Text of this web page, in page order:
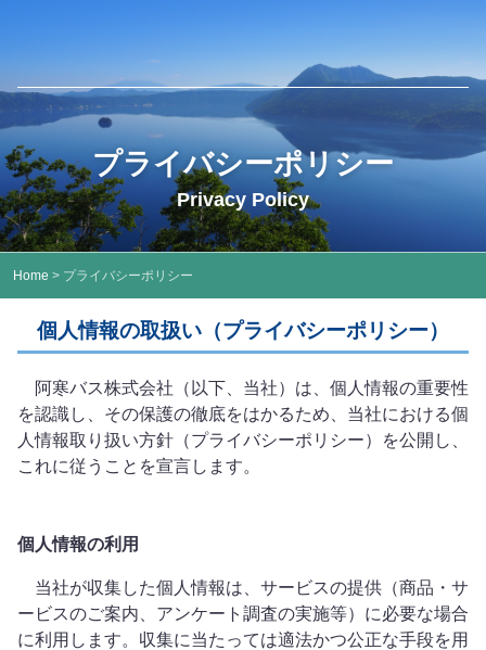
プライバシーポリシー
Privacy Policy
Home > プライバシーポリシー
個人情報の取扱い（プライバシーポリシー）
阿寒バス株式会社（以下、当社）は、個人情報の重要性
を認識し、その保護の徹底をはかるため、当社における個
人情報取り扱い方針（プライバシーポリシー）を公開し、
これに従うことを宣言します。
個人情報の利用
当社が収集した個人情報は、サービスの提供（商品・サ
ービスのご案内、アンケート調査の実施等）に必要な場合
に利用します。収集に当たっては適法かつ公正な手段を用